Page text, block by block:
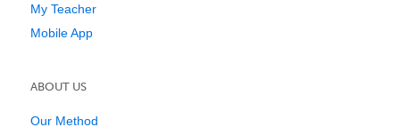
My Teacher
Mobile App
ABOUT US
Our Method